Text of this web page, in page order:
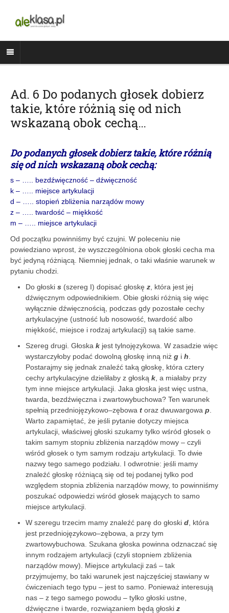
Ad. 6 Do podanych głosek dobierz
takie, które różnią się od nich
wskazaną obok cechą…
Do podanych głosek dobierz takie, które różnią
się od nich wskazaną obok cechą:
s – ….. bezdźwięczność – dźwięczność
k – ….. miejsce artykulacji
d – ….. stopień zbliżenia narządów mowy
z – ….. twardość – miękkość
m – ….. miejsce artykulacji
Od początku powinniśmy być czujni. W poleceniu nie
powiedziano wprost, że wyszczególniona obok głoski cecha ma
być jedyną różniącą. Niemniej jednak, o taki właśnie warunek w
pytaniu chodzi.
Do głoski s (szereg I) dopisać głoskę z , która jest jej
dźwięcznym odpowiednikiem. Obie głoski różnią się więc
wyłącznie dźwięcznością, podczas gdy pozostałe cechy
artykulacyjne (ustność lub nosowość, twardość albo
miękkość, miejsce i rodzaj artykulacji) są takie same.
Szereg drugi. Głoska k jest tylnojęzykowa. W zasadzie więc
wystarczyłoby podać dowolną głoskę inną niż g i h
Postarajmy się jednak znaleźć taką głoskę, która cztery
cechy artykulacyjne dzieliłaby z głoską k , a miałaby przy
tym inne miejsce artykulacji. Jaka głoska jest więc ustna,
twarda, bezdźwięczna i zwartowybuchowa? Ten warunek
spełnią przedniojęzykowo–zębowa t oraz dwuwargowa p
Warto zapamiętać, że jeśli pytanie dotyczy miejsca
artykulacji, właściwej głoski szukamy tylko wśród głosek o
takim samym stopniu zbliżenia narządów mowy – czyli
wśród głosek o tym samym rodzaju artykulacji. To dwie
nazwy tego samego podziału. I odwrotnie: jeśli mamy
znaleźć głoskę różniącą się od tej podanej tylko pod
względem stopnia zbliżenia narządów mowy, to powinniśmy
poszukać odpowiedzi wśród głosek mających to samo
miejsce artykulacji.
W szeregu trzecim mamy znaleźć parę do głoski d , która
jest przedniojęzykowo–zębowa, a przy tym
zwartowybuchowa. Szukana głoska powinna odznaczać się
innym rodzajem artykulacji (czyli stopniem zbliżenia
narządów mowy). Miejsce artykulacji zaś – tak
przyjmujemy, bo taki warunek jest najczęściej stawiany w
ćwiczeniach tego typu – jest to samo. Ponieważ interesują
nas – z tego samego powodu – tylko głoski ustne,
dźwięczne i twarde, rozwiązaniem będą głoski z